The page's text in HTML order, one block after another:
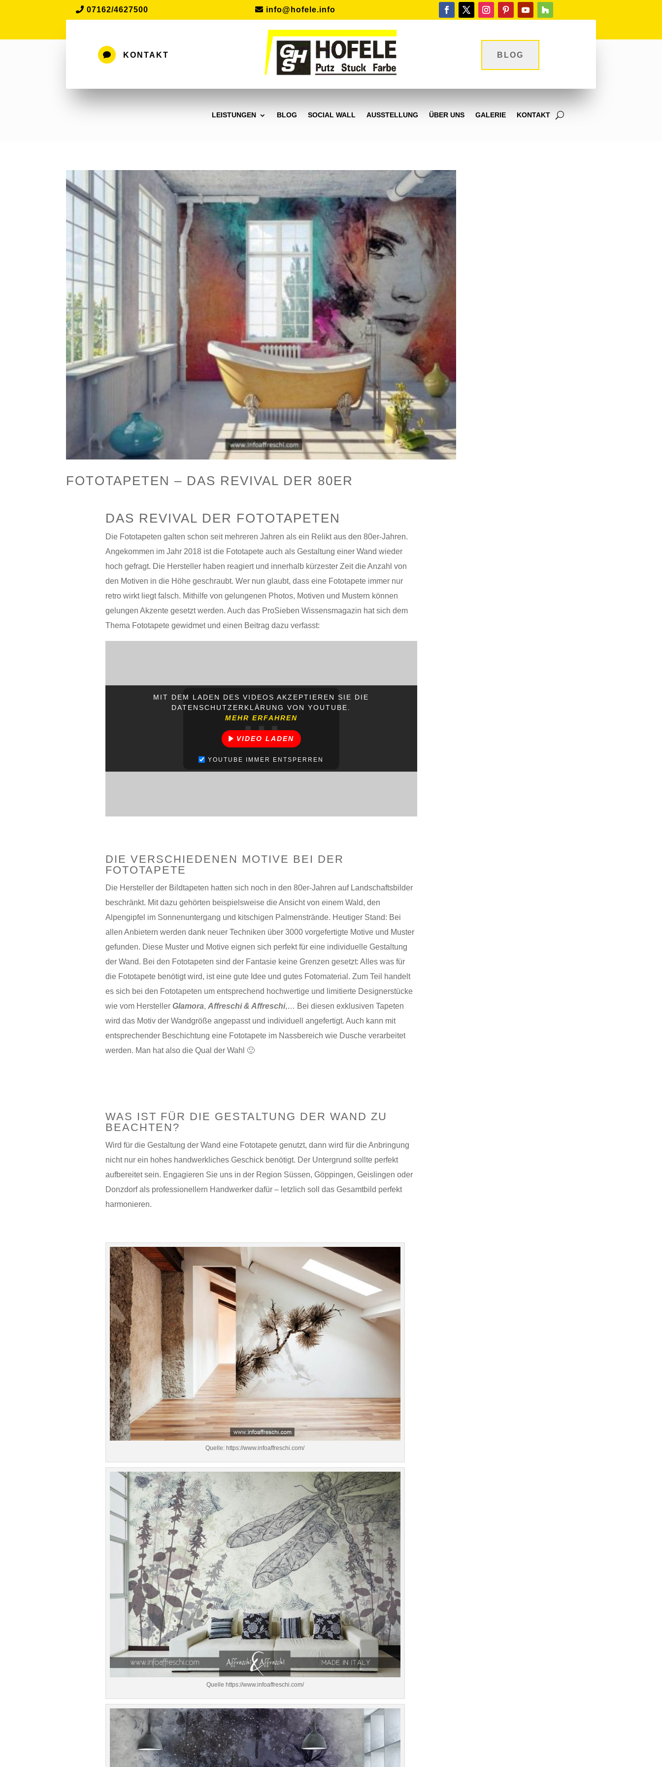
07162/4627500 info@hofele.info
 KONTAKT BLOG
LEISTUNGEN BLOG SOCIAL WALL AUSSTELLUNG ÜBER UNS GALERIE KONTAKT
FOTOTAPETEN – DAS REVIVAL DER 80ER
DAS REVIVAL DER FOTOTAPETEN
Die Fototapeten galten schon seit mehreren Jahren als ein Relikt aus den 80er-Jahren.
Angekommen im Jahr 2018 ist die Fototapete auch als Gestaltung einer Wand wieder
hoch gefragt. Die Hersteller haben reagiert und innerhalb kürzester Zeit die Anzahl von
den Motiven in die Höhe geschraubt. Wer nun glaubt, dass eine Fototapete immer nur
retro wirkt liegt falsch. Mithilfe von gelungenen Photos, Motiven und Mustern können
gelungen Akzente gesetzt werden. Auch das ProSieben Wissensmagazin hat sich dem
Thema Fototapete gewidmet und einen Beitrag dazu verfasst:
MIT DEM LADEN DES VIDEOS AKZEPTIEREN SIE DIE
DATENSCHUTZERKLÄRUNG VON YOUTUBE.
MEHR ERFAHREN
VIDEO LADEN
YOUTUBE IMMER ENTSPERREN
DIE VERSCHIEDENEN MOTIVE BEI DER
FOTOTAPETE
Die Hersteller der Bildtapeten hatten sich noch in den 80er-Jahren auf Landschaftsbilder
beschränkt. Mit dazu gehörten beispielsweise die Ansicht von einem Wald, den
Alpengipfel im Sonnenuntergang und kitschigen Palmenstrände. Heutiger Stand: Bei
allen Anbietern werden dank neuer Techniken über 3000 vorgefertigte Motive und Muster
gefunden. Diese Muster und Motive eignen sich perfekt für eine individuelle Gestaltung
der Wand. Bei den Fototapeten sind der Fantasie keine Grenzen gesetzt: Alles was für
die Fototapete benötigt wird, ist eine gute Idee und gutes Fotomaterial. Zum Teil handelt
es sich bei den Fototapeten um entsprechend hochwertige und limitierte Designerstücke
wie vom Hersteller Glamora, Affreschi & Affreschi,… Bei diesen exklusiven Tapeten
wird das Motiv der Wandgröße angepasst und individuell angefertigt. Auch kann mit
entsprechender Beschichtung eine Fototapete im Nassbereich wie Dusche verarbeitet
werden. Man hat also die Qual der Wahl 🙂
WAS IST FÜR DIE GESTALTUNG DER WAND ZU
BEACHTEN?
Wird für die Gestaltung der Wand eine Fototapete genutzt, dann wird für die Anbringung
nicht nur ein hohes handwerkliches Geschick benötigt. Der Untergrund sollte perfekt
aufbereitet sein. Engagieren Sie uns in der Region Süssen, Göppingen, Geislingen oder
Donzdorf als professionellern Handwerker dafür – letzlich soll das Gesamtbild perfekt
harmonieren.
Quelle: https://www.infoaffreschi.com/
Quelle https://www.infoaffreschi.com/